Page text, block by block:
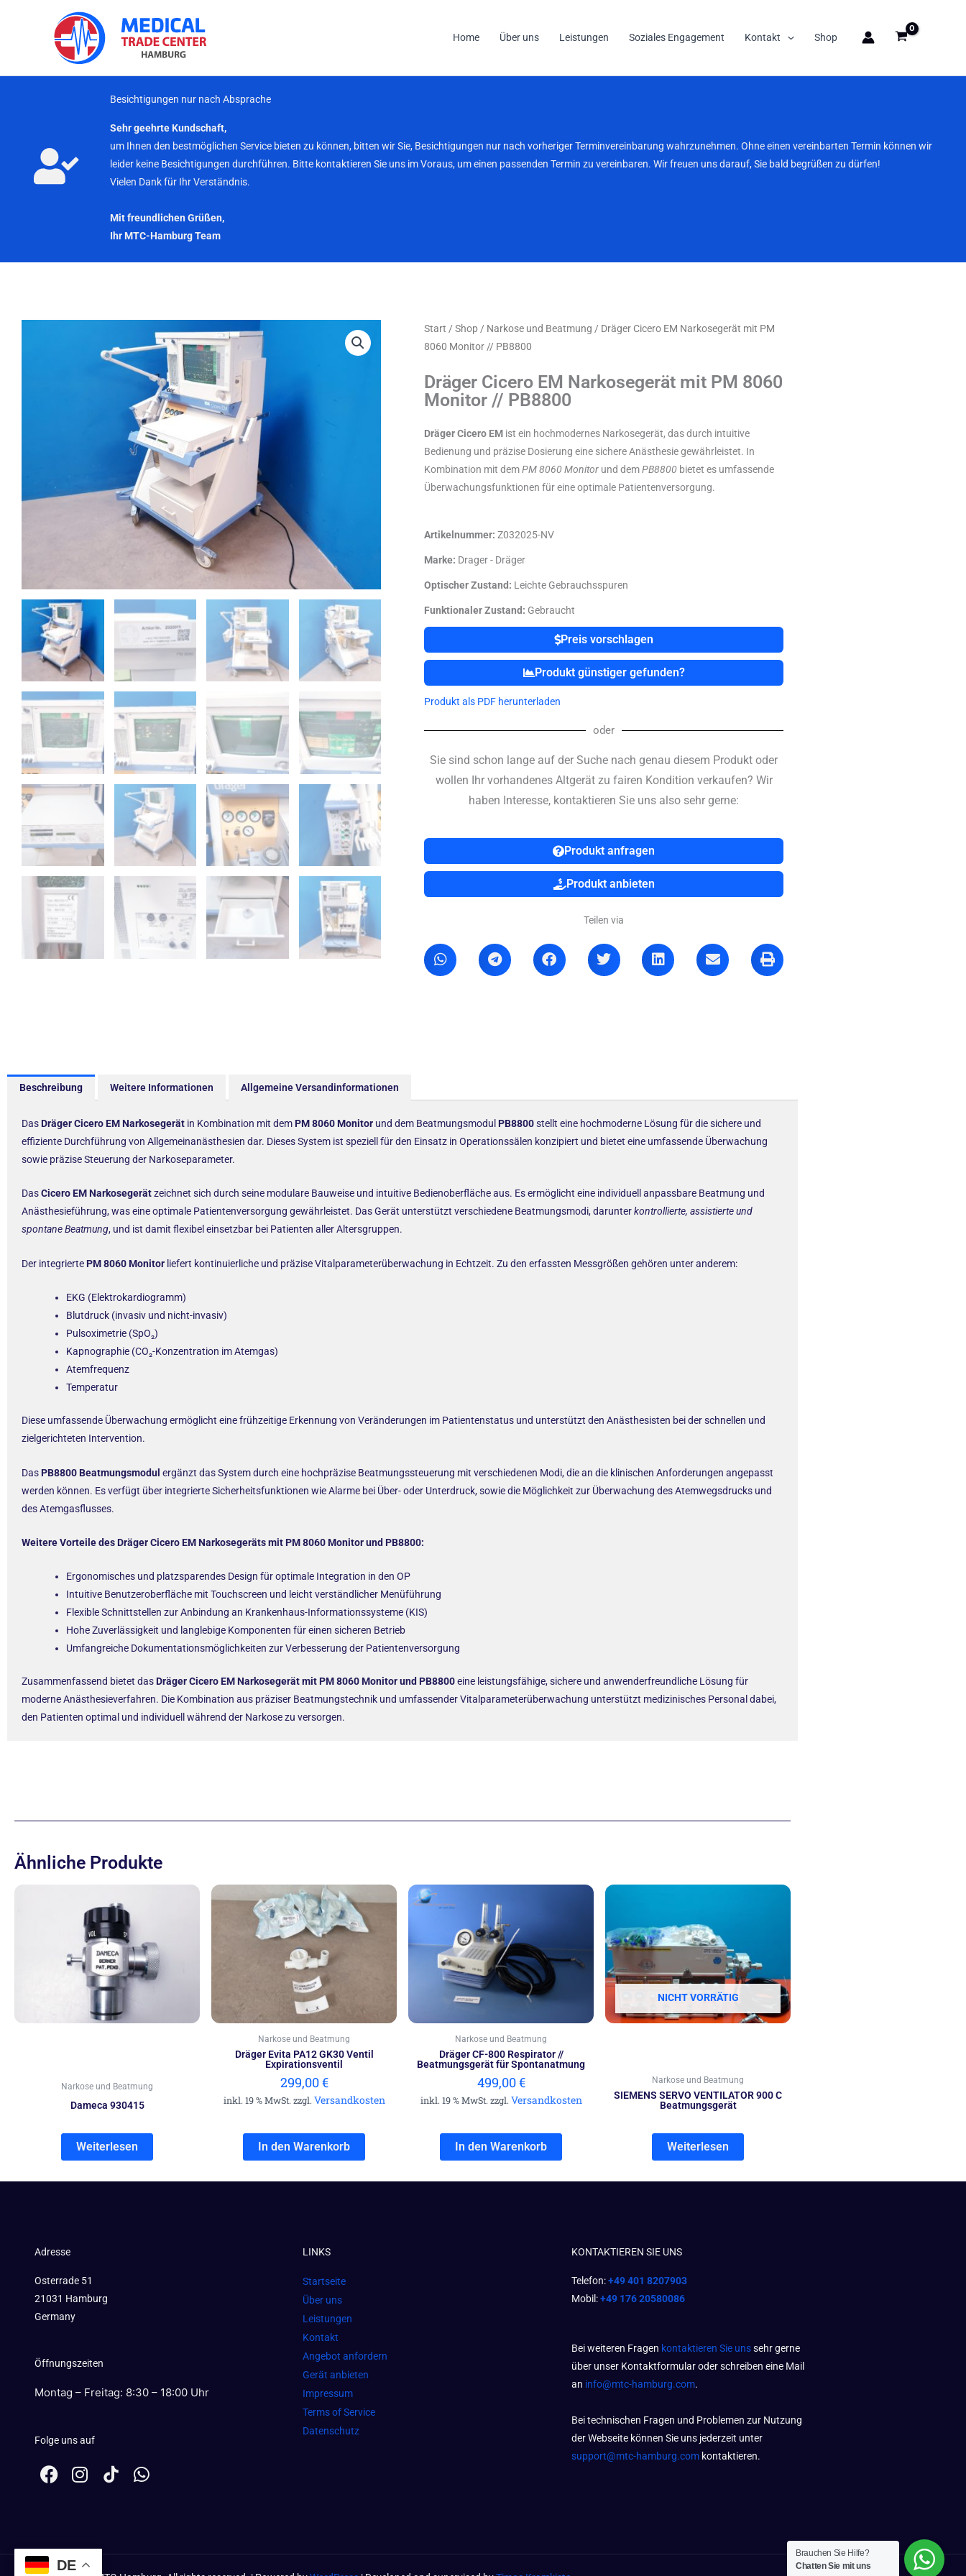
Home Über uns Leistungen Soziales Engagement Kontakt Shop
Besichtigungen nur nach Absprache
Sehr geehrte Kundschaft,
um Ihnen den bestmöglichen Service bieten zu können, bitten wir Sie, Besichtigungen nur nach vorheriger Terminvereinbarung wahrzunehmen. Ohne einen vereinbarten Termin können wir
leider keine Besichtigungen durchführen. Bitte kontaktieren Sie uns im Voraus, um einen passenden Termin zu vereinbaren. Wir freuen uns darauf, Sie bald begrüßen zu dürfen!
Vielen Dank für Ihr Verständnis.
Mit freundlichen Grüßen,
Ihr MTC-Hamburg Team
Start / Shop / Narkose und Beatmung / Dräger Cicero EM Narkosegerät mit PM
8060 Monitor // PB8800
Dräger Cicero EM Narkosegerät mit PM 8060
Monitor // PB8800
Dräger Cicero EM ist ein hochmodernes Narkosegerät, das durch intuitive
Bedienung und präzise Dosierung eine sichere Anästhesie gewährleistet. In
Kombination mit demPM 8060 Monitor und demPB8800 bietet es umfassende
Überwachungsfunktionen für eine optimale Patientenversorgung.
Artikelnummer: Z032025-NV
Marke: Drager - Dräger
Optischer Zustand: Leichte Gebrauchsspuren
Funktionaler Zustand: Gebraucht
Preis vorschlagen
Produkt günstiger gefunden?
Produkt als PDF herunterladen
oder
Sie sind schon lange auf der Suche nach genau diesem Produkt oder
wollen Ihr vorhandenes Altgerät zu fairen Kondition verkaufen? Wir
haben Interesse, kontaktieren Sie uns also sehr gerne:
Produkt anfragen
Produkt anbieten
Teilen via
Beschreibung Weitere Informationen Allgemeine Versandinformationen
DasDräger Cicero EM Narkosegerät in Kombination mit demPM 8060 Monitor und dem Beatmungsmodul PB8800stellt eine hochmoderne Lösung für die sichere und
effiziente Durchführung von Allgemeinanästhesien dar. Dieses System ist speziell für den Einsatz in Operationssälen konzipiert und bietet eine umfassende Überwachung
sowie präzise Steuerung der Narkoseparameter.
DasCicero EM Narkosegerätzeichnet sich durch seine modulare Bauweise und intuitive Bedienoberfläche aus. Es ermöglicht eine individuell anpassbare Beatmung und
Anästhesieführung, was eine optimale Patientenversorgung gewährleistet. Das Gerät unterstützt verschiedene Beatmungsmodi, darunterkontrollierte, assistierte und
spontane Beatmung, und ist damit flexibel einsetzbar bei Patienten aller Altersgruppen.
Der integriertePM 8060 Monitor liefert kontinuierliche und präzise Vitalparameterüberwachung in Echtzeit. Zu den erfassten Messgrößen gehören unter anderem:
EKG (Elektrokardiogramm)
Blutdruck (invasiv und nicht-invasiv)
Pulsoximetrie (SpO₂)
Kapnographie (CO₂-Konzentration im Atemgas)
Atemfrequenz
Temperatur
Diese umfassende Überwachung ermöglicht eine frühzeitige Erkennung von Veränderungen im Patientenstatus und unterstützt den Anästhesisten bei der schnellen und
zielgerichteten Intervention.
DasPB8800 Beatmungsmodul ergänzt das System durch eine hochpräzise Beatmungssteuerung mit verschiedenen Modi, die an die klinischen Anforderungen angepasst
werden können. Es verfügt über integrierte Sicherheitsfunktionen wie Alarme bei Über- oder Unterdruck, sowie die Möglichkeit zur Überwachung des Atemwegsdrucks und
des Atemgasflusses.
Weitere Vorteile des Dräger Cicero EM Narkosegeräts mit PM 8060 Monitor und PB8800:
Ergonomisches und platzsparendes Design für optimale Integration in den OP
Intuitive Benutzeroberfläche mit Touchscreen und leicht verständlicher Menüführung
Flexible Schnittstellen zur Anbindung an Krankenhaus-Informationssysteme (KIS)
Hohe Zuverlässigkeit und langlebige Komponenten für einen sicheren Betrieb
Umfangreiche Dokumentationsmöglichkeiten zur Verbesserung der Patientenversorgung
Zusammenfassend bietet dasDräger Cicero EM Narkosegerät mit PM 8060 Monitor und PB8800eine leistungsfähige, sichere und anwenderfreundliche Lösung für
moderne Anästhesieverfahren. Die Kombination aus präziser Beatmungstechnik und umfassender Vitalparameterüberwachung unterstützt medizinisches Personal dabei,
den Patienten optimal und individuell während der Narkose zu versorgen.
Ähnliche Produkte
Narkose und Beatmung
Dameca 930415
Weiterlesen
Narkose und Beatmung
Dräger Evita PA12 GK30 Ventil
Expirationsventil
299,00€
inkl. 19 % MwSt. zzgl. Versandkosten
In den Warenkorb
Narkose und Beatmung
Dräger CF-800 Respirator //
Beatmungsgerät für Spontanatmung
499,00€
inkl. 19 % MwSt. zzgl. Versandkosten
In den Warenkorb
NICHT VORRÄTIG
Narkose und Beatmung
SIEMENS SERVO VENTILATOR 900 C
Beatmungsgerät
Weiterlesen
Adresse
Osterrade 51
21031 Hamburg
Germany
Öffnungszeiten
Montag – Freitag: 8:30 – 18:00 Uhr
Folge uns auf
F
a
o
I
n
g
W
h
a
LINKS
Startseite
Über uns
Leistungen
Kontakt
Angebot anfordern
Gerät anbieten
Impressum
Terms of Service
Datenschutz
KONTAKTIEREN SIE UNS
Telefon:+49 401 8207903
Mobil:+49 176 20580086
Bei weiteren Fragen kontaktieren Sie unssehr gerne
über unser Kontaktformular oder schreiben eine Mail
an info@mtc-hamburg.com.
Bei technischen Fragen und Problemen zur Nutzung
der Webseite können Sie uns jederzeit unter
support@mtc-hamburg.comkontaktieren.
DE
Brauchen Sie Hilfe?
Chatten Sie mit uns